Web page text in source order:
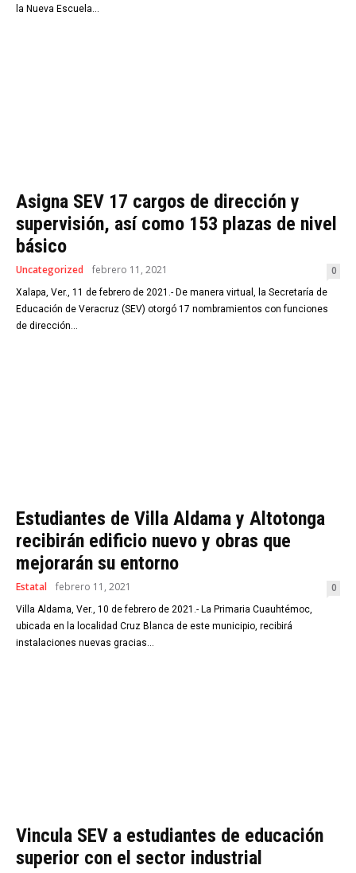
la Nueva Escuela...
Asigna SEV 17 cargos de dirección y
supervisión, así como 153 plazas de nivel
básico
Uncategorized febrero 11, 2021 0
Xalapa, Ver., 11 de febrero de 2021.- De manera virtual, la Secretaría de
Educación de Veracruz (SEV) otorgó 17 nombramientos con funciones
de dirección...
Estudiantes de Villa Aldama y Altotonga
recibirán edificio nuevo y obras que
mejorarán su entorno
Estatal febrero 11, 2021 0
Villa Aldama, Ver., 10 de febrero de 2021.- La Primaria Cuauhtémoc,
ubicada en la localidad Cruz Blanca de este municipio, recibirá
instalaciones nuevas gracias...
Vincula SEV a estudiantes de educación
superior con el sector industrial